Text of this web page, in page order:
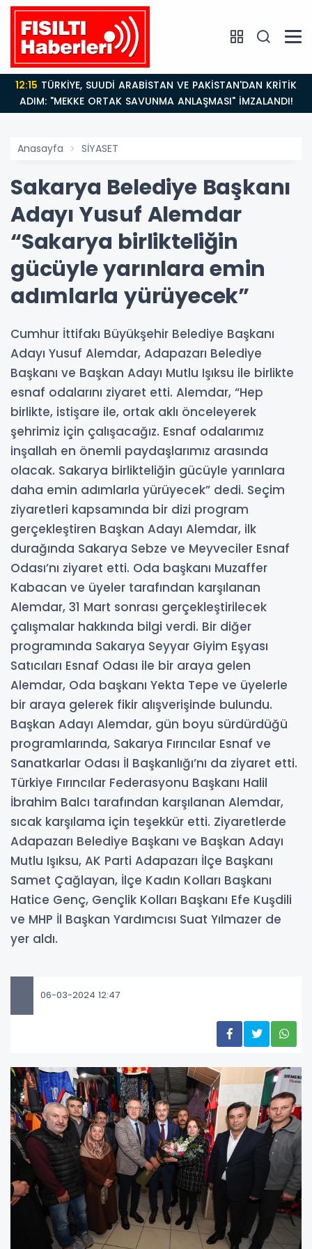
12:15
ADIM: "MEKKE ORTAK SAVUNMA ANLAŞMASI" İMZALANDI!
Anasayfa SİYASET
Sakarya Belediye Başkanı
Adayı Yusuf Alemdar
“Sakarya birlikteliğin
gücüyle yarınlara emin
adımlarla yürüyecek”
Cumhur İttifakı Büyükşehir Belediye Başkanı
Adayı Yusuf Alemdar, Adapazarı Belediye
Başkanı ve Başkan Adayı Mutlu Işıksu ile birlikte
esnaf odalarını ziyaret etti. Alemdar, “Hep
birlikte, istişare ile, ortak aklı önceleyerek
şehrimiz için çalışacağız. Esnaf odalarımız
inşallah en önemli paydaşlarımız arasında
olacak. Sakarya birlikteliğin gücüyle yarınlara
daha emin adımlarla yürüyecek” dedi. Seçim
ziyaretleri kapsamında bir dizi program
gerçekleştiren Başkan Adayı Alemdar, ilk
durağında Sakarya Sebze ve Meyveciler Esnaf
Odası’nı ziyaret etti. Oda başkanı Muzaffer
Kabacan ve üyeler tarafından karşılanan
Alemdar, 31 Mart sonrası gerçekleştirilecek
çalışmalar hakkında bilgi verdi. Bir diğer
programında Sakarya Seyyar Giyim Eşyası
Satıcıları Esnaf Odası ile bir araya gelen
Alemdar, Oda başkanı Yekta Tepe ve üyelerle
bir araya gelerek fikir alışverişinde bulundu.
Başkan Adayı Alemdar, gün boyu sürdürdüğü
programlarında, Sakarya Fırıncılar Esnaf ve
Sanatkarlar Odası İl Başkanlığı’nı da ziyaret etti.
Türkiye Fırıncılar Federasyonu Başkanı Halil
İbrahim Balcı tarafından karşılanan Alemdar,
sıcak karşılama için teşekkür etti. Ziyaretlerde
Adapazarı Belediye Başkanı ve Başkan Adayı
Mutlu Işıksu, AK Parti Adapazarı İlçe Başkanı
Samet Çağlayan, İlçe Kadın Kolları Başkanı
Hatice Genç, Gençlik Kolları Başkanı Efe Kuşdili
ve MHP İl Başkan Yardımcısı Suat Yılmazer de
yer aldı.
06-03-2024 12:47